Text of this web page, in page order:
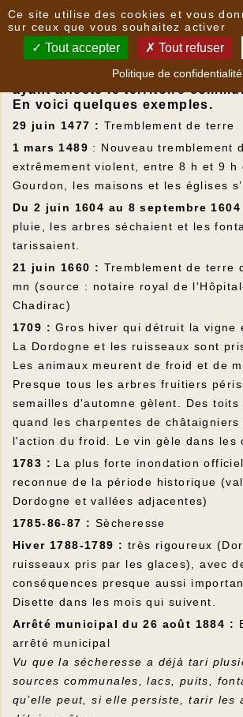
Catastrophes climatiques et
La lecture des archives fait état
catastrophes climatiques ou
ayant affecté le territoire
En voici quelques exemples.
29 juin 1477 : Tremblement de terre
1 mars 1489 : Nouveau tremblement
extrêmement violent, entre 8 h et 9 h
Gourdon, les maisons et les églises
Du 2 juin 1604 au 8 septembre 1604
pluie, les arbres séchaient et les
tarissaient.
21 juin 1660 : Tremblement de terre
mn (source : notaire royal de
Chadirac)
1709 : Gros hiver qui détruit la vigne
La Dordogne et les ruisseaux sont
Les animaux meurent de froid et de
Presque tous les arbres fruitiers
semailles d'automne gèlent. Des toits
quand les charpentes de
l'action du froid. Le vin gèle dans les
1783 : La plus forte inondation
reconnue de la période historique
Dordogne et vallées adjacentes)
1785-86-87 : Sècheresse
Hiver 1788-1789 : très rigoureux
ruisseaux pris par les glaces), avec
conséquences presque aussi
Disette dans les mois qui suivent.
Arrêté municipal du 26 août 1884 :
arrêté municipal
Vu que la sécheresse a déjà tari
sources communales, lacs, puits,
qu’elle peut, si elle persiste, tarir les
Ce site utilise des cookies et vous
sur ceux que vous souhaitez activer
Tout accepter Tout refuser
Politique de confidentialité